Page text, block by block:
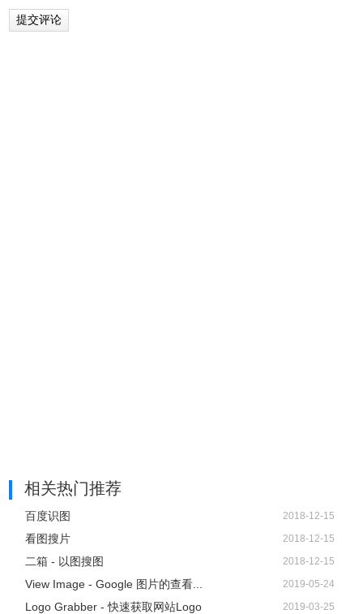
相关热门推荐
百度识图 2018-12-15
看图搜片 2018-12-15
二箱 - 以图搜图 2018-12-15
View Image - Google 图片的查看... 2019-05-24
Logo Grabber - 快速获取网站Logo 2019-03-25